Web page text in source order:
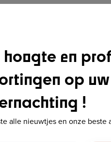
en
op
!
alle nieuwtjes en onze beste